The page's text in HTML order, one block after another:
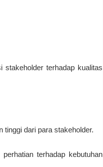
stakeholder terhadap kualitas
tinggi dari para stakeholder.
terhadap kebutuhan